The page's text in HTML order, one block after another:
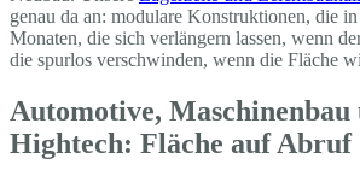
genau da an: modulare Konstruktionen, die in
Monaten, die sich verlängern lassen, wenn
die spurlos verschwinden, wenn die Fläche
Automotive, Maschinenbau
Hightech: Fläche auf Abruf